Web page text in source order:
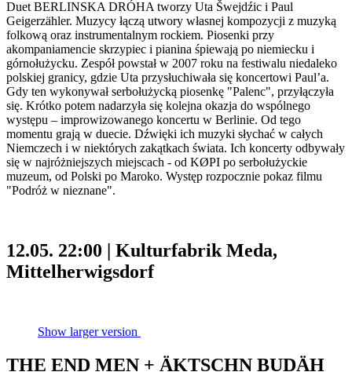
Duet BERLINSKA DRÓHA tworzy Uta Šwejdźic i Paul
Geigerzähler. Muzycy łączą utwory własnej kompozycji z muzyką
folkową oraz instrumentalnym rockiem. Piosenki przy
akompaniamencie skrzypiec i pianina śpiewają po niemiecku i
górnołużycku. Zespół powstał w 2007 roku na festiwalu niedaleko
polskiej granicy, gdzie Uta przysłuchiwała się koncertowi Paul’a.
Gdy ten wykonywał serbołużycką piosenkę "Palenc", przyłączyła
się. Krótko potem nadarzyła się kolejna okazja do wspólnego
występu – improwizowanego koncertu w Berlinie. Od tego
momentu grają w duecie. Dźwięki ich muzyki słychać w całych
Niemczech i w niektórych zakątkach świata. Ich koncerty odbywały
się w najróżniejszych miejscach - od KØPI po serbołużyckie
muzeum, od Polski po Maroko. Występ rozpocznie pokaz filmu
"Podróż w nieznane".
12.05. 22:00 | Kulturfabrik Meda,
Mittelherwigsdorf
Show larger version
THE END MEN + ÄKTSCHN BUDÄH